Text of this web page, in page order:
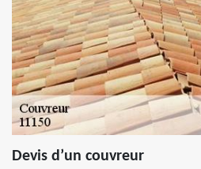
Devis d’un couvreur